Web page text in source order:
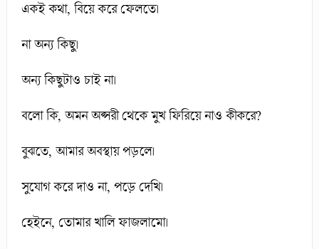
একই কথা, বিয়ে করে ফেলতে।
না অন্য কিছু।
অন্য কিছুটাও চাই না।
বলো কি, অমন অপ্সরী থেকে মুখ ফিরিয়ে নাও কীকরে?
বুঝতে, আমার অবস্থায় পড়লে।
সুযোগ করে দাও না, পড়ে দেখি।
হেইনে, তোমার খালি ফাজলামো।